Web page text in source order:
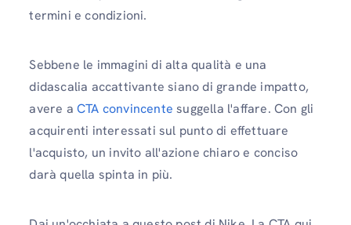
termini e condizioni.
Sebbene le immagini di alta qualità e una
didascalia accattivante siano di grande impatto,
avere a CTA convincente suggella l'affare. Con gli
acquirenti interessati sul punto di effettuare
l'acquisto, un invito all'azione chiaro e conciso
darà quella spinta in più.